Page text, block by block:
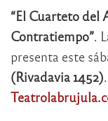
“El Cuarteto del
Contratiempo”.
presenta este
(Rivadavia 1452)